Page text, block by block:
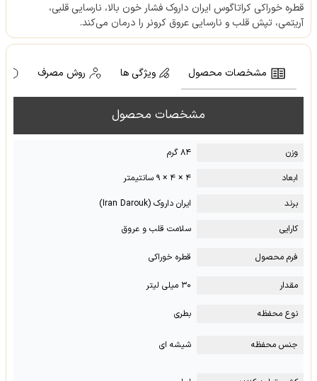
قطره خوراکی کراتاگوس ایران داروک فشار خون بالا، نارسایی قلبی،
آریتمی، تپش قلب و نارسایی عروق کرونر را درمان می‌کند.
مشخصات محصول ویژگی ها روش مصرف
مشخصات محصول
وزن
۸۴ گرم
ابعاد
۴ × ۴ × ۹ سانتیمتر
برند
ایران داروک (Iran Darouk)
کارایی
سلامت قلب و عروق
فرم محصول قطره خوراکی
مقدار ۳۰ میلی لیتر
نوع محفظه بطری
جنس محفظه شیشه ای